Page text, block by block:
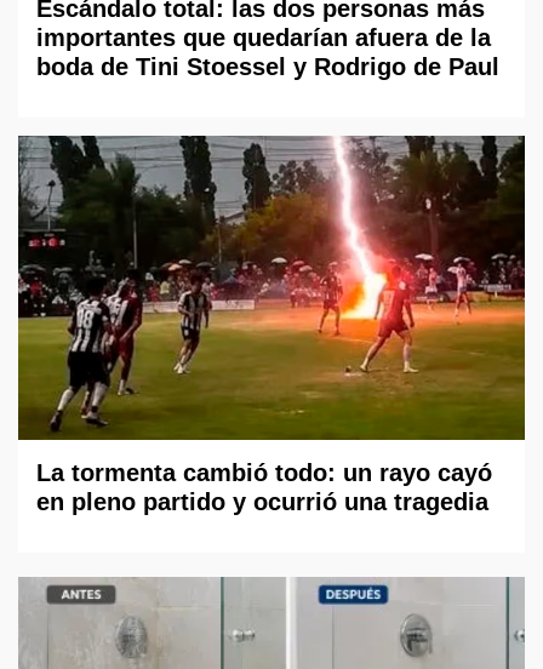
Escándalo total: las dos personas más
importantes que quedarían afuera de la
boda de Tini Stoessel y Rodrigo de Paul
La tormenta cambió todo: un rayo cayó
en pleno partido y ocurrió una tragedia